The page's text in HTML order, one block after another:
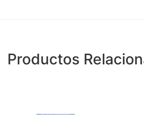
Productos